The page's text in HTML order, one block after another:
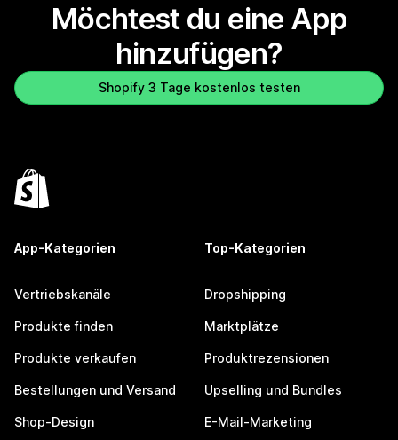
Möchtest du eine App
hinzufügen?
Shopify 3 Tage kostenlos testen
App-Kategorien
Vertriebskanäle
Produkte finden
Produkte verkaufen
Bestellungen und Versand
Shop-Design
Top-Kategorien
Dropshipping
Marktplätze
Produktrezensionen
Upselling und Bundles
E-Mail-Marketing